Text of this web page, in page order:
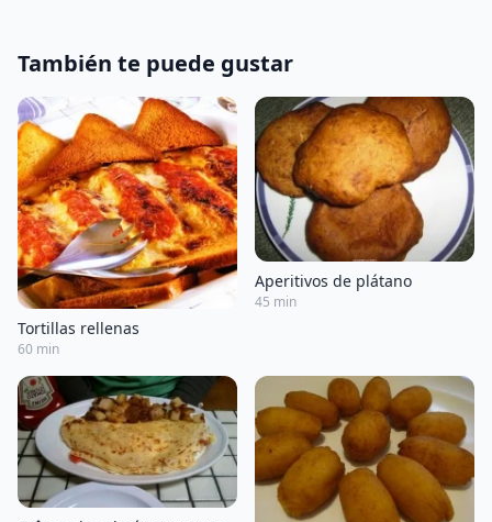
También te puede gustar
Tortillas rellenas
60 min
Aperitivos de plátano
45 min